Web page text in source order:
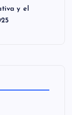
y el